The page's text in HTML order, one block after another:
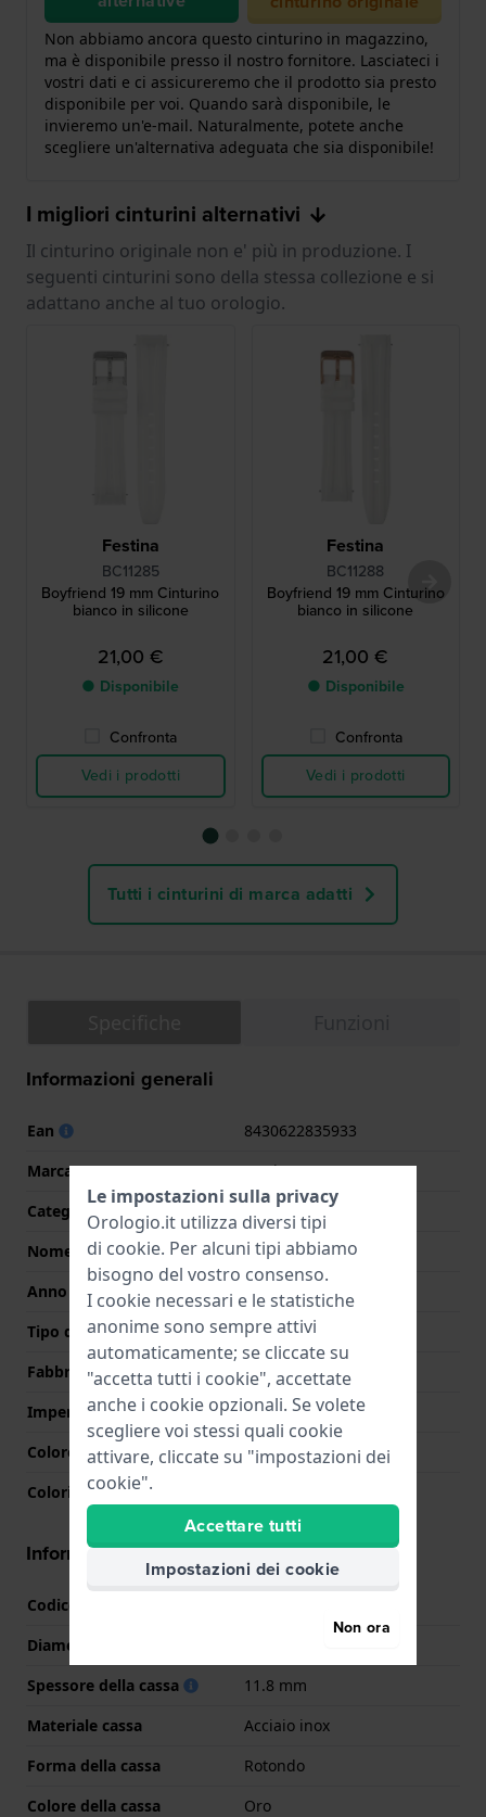
Non abbiamo ancora questo cinturino in magazzino,
ma è disponibile presso il nostro fornitore. Lasciateci i
vostri dati e ci assicureremo che il prodotto sia presto
disponibile per voi. Quando sarà disponibile, le
invieremo un'e-mail. Naturalmente, potete anche
scegliere un'alternativa adeguata che sia disponibile!
I migliori cinturini alternativi
Il cinturino originale non e' più in produzione. I
seguenti cinturini sono della stessa collezione e si
adattano anche al tuo orologio.
Festina
BC11285
Boyfriend 19 mm Cinturino
bianco in silicone
21,00 €
● Disponibile
Confronta
Vedi i prodotti
Festina
BC11288
Boyfriend 19 mm Cinturino
bianco in silicone
21,00 €
● Disponibile
Confronta
Vedi i prodotti
Tutti i cinturini di marca adatti
Informazioni generali
Ean
8430622835933
Marca
Festina
Categoria
Boyfriend
Nome
Boyfriend
Anno
2025 Primavera/Estate
Tipo di display
Analogico
Fabbricato in Svizzera
No
Impermeabilità
10 Bar (nuoto)
Colore quadrante
Mutlicolore
Colori lancette (h,m,s)
Informazioni della cassa
Codice cassa
Diametro
Spessore della cassa
11.8 mm
Materiale cassa
Acciaio inox
Forma della cassa
Rotondo
Colore della cassa
Oro
Le impostazioni sulla privacy
Orologio.it utilizza diversi tipi
di cookie. Per alcuni tipi abbiamo
bisogno del vostro consenso.
I cookie necessari e le statistiche
anonime sono sempre attivi
automaticamente; se cliccate su
"accetta tutti i cookie", accettate
anche i cookie opzionali. Se volete
scegliere voi stessi quali cookie
attivare, cliccate su "impostazioni dei
cookie".
Accettare tutti
Impostazioni dei cookie
Non ora